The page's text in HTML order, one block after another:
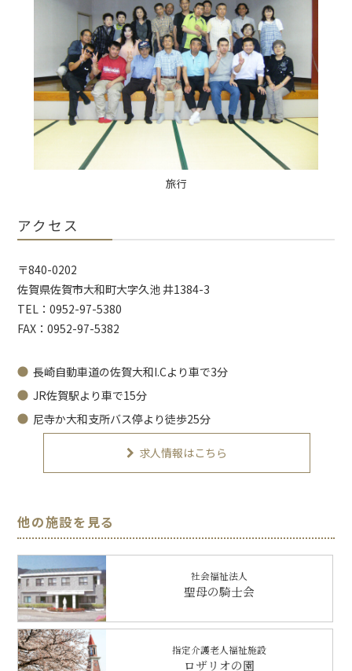
旅行
アクセス
〒840-0202
佐賀県佐賀市大和町大字久池 井1384-3
TEL：0952-97-5380
FAX：0952-97-5382
長崎自動車道の佐賀大和I.Cより車で3分
JR佐賀駅より車で15分
尼寺か大和支所バス停より徒歩25分
求人情報はこちら
他の施設を見る
社会福祉法人
聖母の騎士会
指定介護老人福祉施設
ロザリオの園